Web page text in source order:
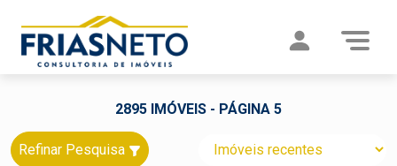
2895 IMÓVEIS - PÁGINA 5
Refinar Pesquisa